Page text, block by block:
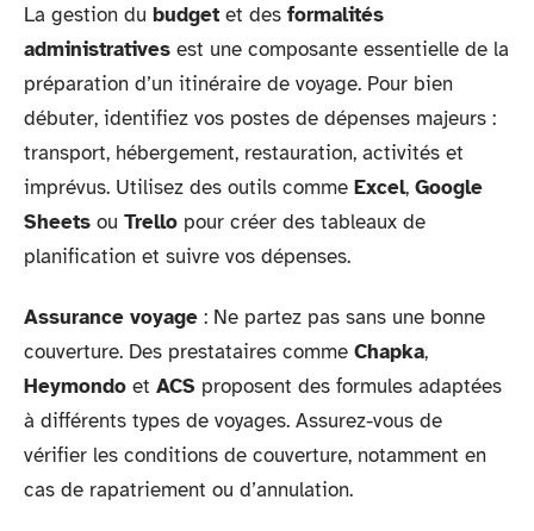
La gestion du budget et des formalités
administratives est une composante essentielle de la
préparation d’un itinéraire de voyage. Pour bien
débuter, identifiez vos postes de dépenses majeurs :
transport, hébergement, restauration, activités et
imprévus. Utilisez des outils comme Excel, Google
Sheets ou Trello pour créer des tableaux de
planification et suivre vos dépenses.
Assurance voyage : Ne partez pas sans une bonne
couverture. Des prestataires comme Chapka,
Heymondo et ACS proposent des formules adaptées
à différents types de voyages. Assurez-vous de
vérifier les conditions de couverture, notamment en
cas de rapatriement ou d’annulation.